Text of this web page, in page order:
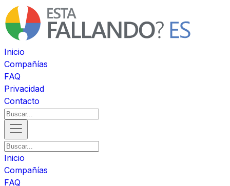
Inicio
Compañías
FAQ
Privacidad
Contacto
Inicio
Compañías
FAQ